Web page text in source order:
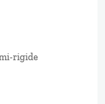
rigide